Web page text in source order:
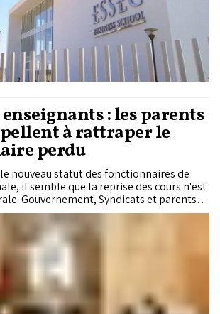
enseignants : les parents
à rattraper le
perdu
nouveau statut des fonctionnaires de
il semble que la reprise des cours n'est
Gouvernement, Syndicats et parents
des appels pour que les enseignants
et rattrapent les programmes scolaires